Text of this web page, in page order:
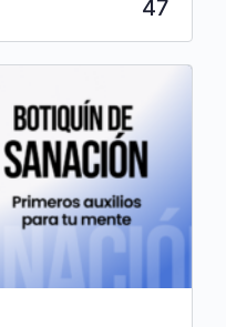
47